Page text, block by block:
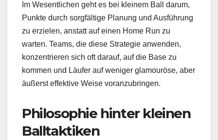
Im Wesentlichen geht es bei kleinem Ball darum,
Punkte durch sorgfältige Planung und Ausführung
zu erzielen, anstatt auf einen Home Run zu
warten. Teams, die diese Strategie anwenden,
konzentrieren sich oft darauf, auf die Base zu
kommen und Läufer auf weniger glamouröse, aber
äußerst effektive Weise voranzubringen.
Philosophie hinter kleinen
Balltaktiken